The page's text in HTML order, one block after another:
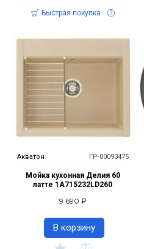
Быстрая покупка
Акватон ГР-00093475
Мойка кухонная Делия 60
латте 1A715232LD260
9 690 ₽
В корзину